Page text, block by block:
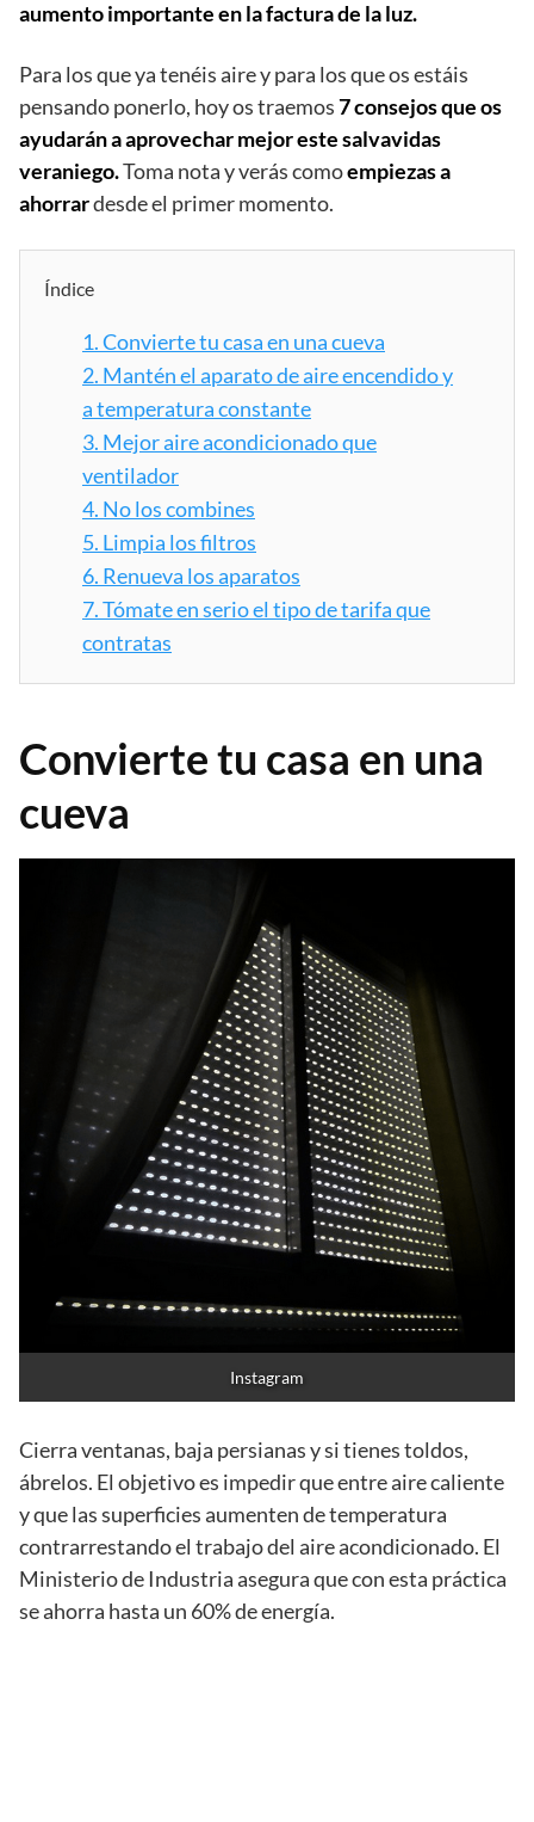
aumento importante en la factura de la luz.
Para los que ya tenéis aire y para los que os estáis
pensando ponerlo, hoy os traemos7 consejos que os
ayudarán a aprovechar mejor este salvavidas
veraniego.Toma nota y verás comoempiezas a
ahorrardesde el primer momento.
Índice
1.Convierte tu casa en una cueva
2. Mantén el aparato de aire encendido y
a temperatura constante
3. Mejor aire acondicionado que
ventilador
4. No los combines
5. Limpia los filtros
6. Renueva los aparatos
7.Tómate en serio el tipo de tarifa que
contratas
Convierte tu casa en una
cueva
Instagram
Cierra ventanas, baja persianas y si tienes toldos,
ábrelos. El objetivo es impedir que entre aire caliente
y que las superficies aumenten de temperatura
contrarrestando el trabajo del aire acondicionado. El
Ministerio de Industria asegura que con esta práctica
se ahorra hasta un 60% de energía.